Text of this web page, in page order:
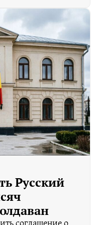
Русский